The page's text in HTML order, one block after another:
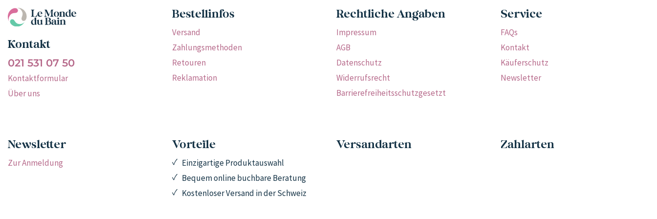
Kontakt
021 531 07 50
Kontaktformular
Über uns
Bestellinfos
Versand
Zahlungsmethoden
Retouren
Reklamation
Rechtliche Angaben
Impressum
AGB
Datenschutz
Widerrufsrecht
Barrierefreiheitsschutzgesetzt
Service
FAQs
Kontakt
Käuferschutz
Newsletter
Newsletter
Zur Anmeldung
Vorteile
Einzigartige Produktauswahl
Bequem online buchbare Beratung
Kostenloser Versand in der Schweiz
Versandarten Zahlarten